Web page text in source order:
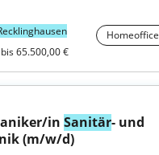
Homeoffice
65.500,00 €
in Sanitär- und
(m/w/d)